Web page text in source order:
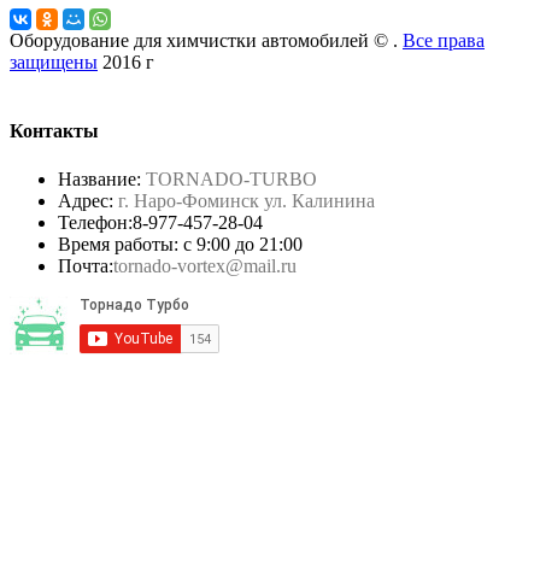
Оборудование для химчистки автомобилей © . Все права
защищены 2016 г
Контакты
Название: TORNADO-TURBO
Адрес: г. Наро-Фоминск ул. Калинина
Телефон:8-977-457-28-04
Время работы: с 9:00 до 21:00
Почта:tornado-vortex@mail.ru